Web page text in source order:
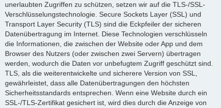
unerlaubten Zugriffen zu schützen, setzen wir auf die TLS-/SSL-
Verschlüsselungstechnologie. Secure Sockets Layer (SSL) und
Transport Layer Security (TLS) sind die Eckpfeiler der sicheren
Datenübertragung im Internet. Diese Technologien verschlüsseln
die Informationen, die zwischen der Website oder App und dem
Browser des Nutzers (oder zwischen zwei Servern) übertragen
werden, wodurch die Daten vor unbefugtem Zugriff geschützt sind.
TLS, als die weiterentwickelte und sicherere Version von SSL,
gewährleistet, dass alle Datenübertragungen den höchsten
Sicherheitsstandards entsprechen. Wenn eine Website durch ein
SSL-/TLS-Zertifikat gesichert ist, wird dies durch die Anzeige von